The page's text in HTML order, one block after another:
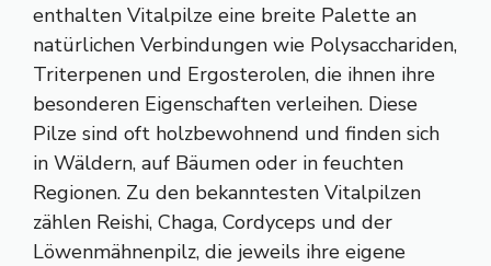
enthalten Vitalpilze eine breite Palette an
natürlichen Verbindungen wie Polysacchariden,
Triterpenen und Ergosterolen, die ihnen ihre
besonderen Eigenschaften verleihen. Diese
Pilze sind oft holzbewohnend und finden sich
in Wäldern, auf Bäumen oder in feuchten
Regionen. Zu den bekanntesten Vitalpilzen
zählen Reishi, Chaga, Cordyceps und der
Löwenmähnenpilz, die jeweils ihre eigene